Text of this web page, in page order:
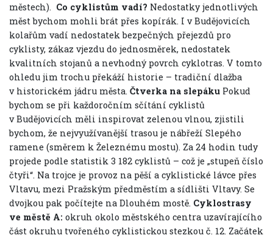
městech). Co cyklistům vadí? Nedostatky jednotlivých
měst bychom mohli brát přes kopírák. I v Budějovicích
kolařům vadí nedostatek bezpečných přejezdů pro
cyklisty, zákaz vjezdu do jednosměrek, nedostatek
kvalitních stojanů a nevhodný povrch cyklotras. V tomto
ohledu jim trochu překáží historie – tradiční dlažba
v historickém jádru města. Čtverka na slepáku Pokud
bychom se při každoročním sčítání cyklistů
v Budějovicích měli inspirovat zelenou vlnou, zjistili
bychom, že nejvyužívanější trasou je nábřeží Slepého
ramene (směrem k Železnému mostu). Za 24 hodin tudy
projede podle statistik 3 182 cyklistů – což je „stupeň číslo
čtyři“. Na trojce je provoz na pěší a cyklistické lávce přes
Vltavu, mezi Pražským předměstím a sídlišti Vltavy. Se
dvojkou pak počítejte na Dlouhém mostě. Cyklostrasy
ve městě A: okruh okolo městského centra uzavírajícího
část okruhu tvořeného cyklistickou stezkou č. 12. Začátek